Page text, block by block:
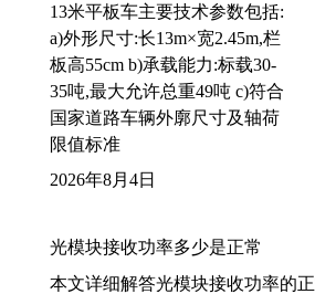
13米平板车主要技术参数包括:
a)外形尺寸:长13m×宽2.45m,栏
板高55cm b)承载能力:标载30-
35吨,最大允许总重49吨 c)符合
国家道路车辆外廓尺寸及轴荷
限值标准
2026年8月4日
光模块接收功率多少是正常
本文详细解答光模块接收功率的